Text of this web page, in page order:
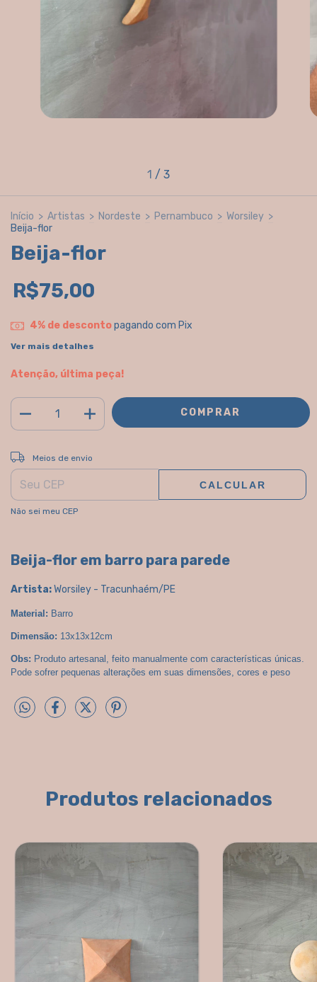
1 / 3
Início > Artistas > Nordeste > Pernambuco > Worsiley >
Beija-flor
Beija-flor
R$75,00
4% de descontopagando com Pix
Ver mais detalhes
Atenção, última peça!
Entregas para o CEP:
Meios de envio
CALCULAR
Não sei meu CEP
Beija-flor em barro para parede
Artista:Worsiley - Tracunhaém/PE
Material: Barro
Dimensão: 13x13x12cm
Obs: Produto artesanal, feito manualmente com características únicas.
Pode sofrer pequenas alterações em suas dimensões, cores e peso
Produtos relacionados